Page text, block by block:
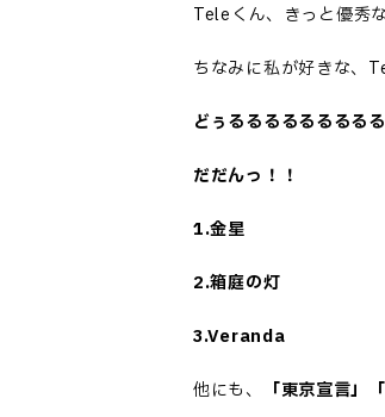
Teleくん、きっと優秀
ちなみに私が好きな、
どぅるるるるるるるる
だだんっ！！
1.金星
2.箱庭の灯
3.Veranda
他にも、 「東京宣言」